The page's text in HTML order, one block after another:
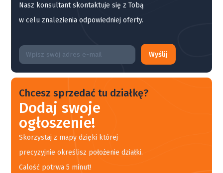
Nasz konsultant skontaktuje się z Tobą
w celu znalezienia odpowiedniej oferty.
Wyślij
Chcesz sprzedać tu działkę?
Dodaj swoje
ogłoszenie!
Skorzystaj z mapy dzięki której
precyzyjnie określisz położenie działki.
Calość potrwa 5 minut!